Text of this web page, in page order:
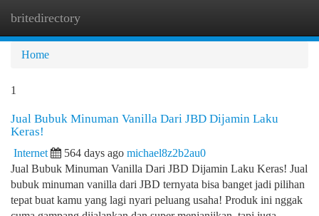
britedirectory
Home
1
Jual Bubuk Minuman Vanilla Dari JBD Dijamin Laku
Keras!
Internet 564 days ago michael8z2b2au0
Jual Bubuk Minuman Vanilla Dari JBD Dijamin Laku Keras! Jual
bubuk minuman vanilla dari JBD ternyata bisa banget jadi pilihan
tepat buat kamu yang lagi nyari peluang usaha! Produk ini nggak